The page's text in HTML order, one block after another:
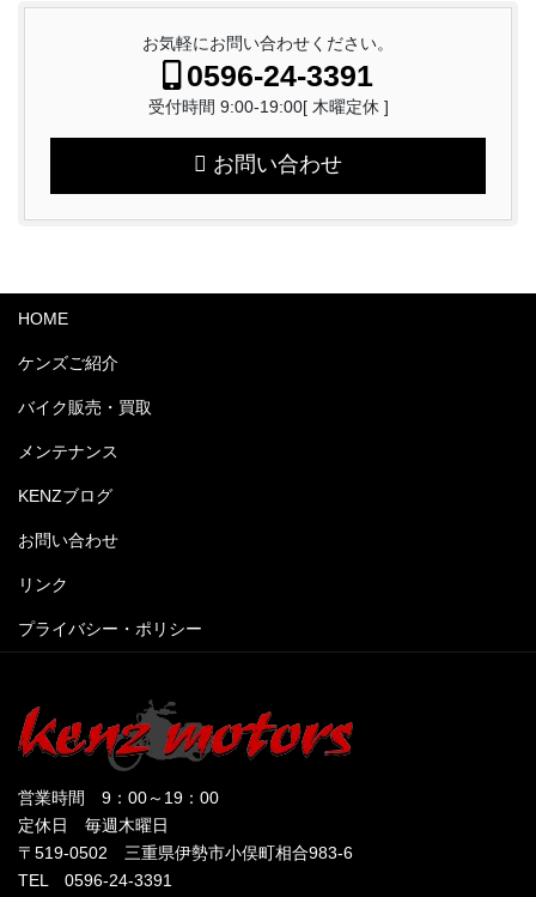
お気軽にお問い合わせください。
0596-24-3391
受付時間 9:00-19:00[ 木曜定休 ]
お問い合わせ
HOME
ケンズご紹介
バイク販売・買取
メンテナンス
KENZブログ
お問い合わせ
リンク
プライバシー・ポリシー
営業時間 9：00～19：00
定休日 毎週木曜日
〒519-0502 三重県伊勢市小俣町相合983-6
TEL 0596-24-3391